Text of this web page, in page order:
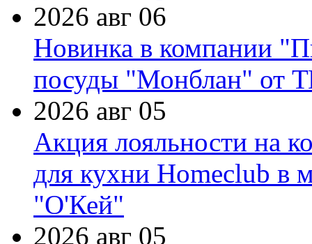
2026 авг 06
Новинка в компании
посуды "Монблан" от
2026 авг 05
Акция лояльности на
для кухни Homeclub в
"О'Кей"
2026 авг 05